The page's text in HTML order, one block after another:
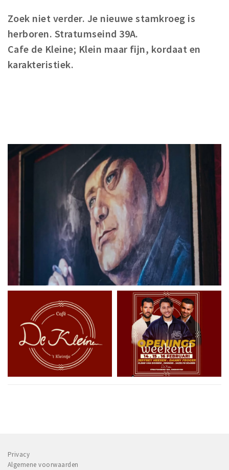
Zoek niet verder. Je nieuwe stamkroeg is
herboren. Stratumseind 39A.
Cafe de Kleine; Klein maar fijn, kordaat en
karakteristiek.
Privacy
Algemene voorwaarden